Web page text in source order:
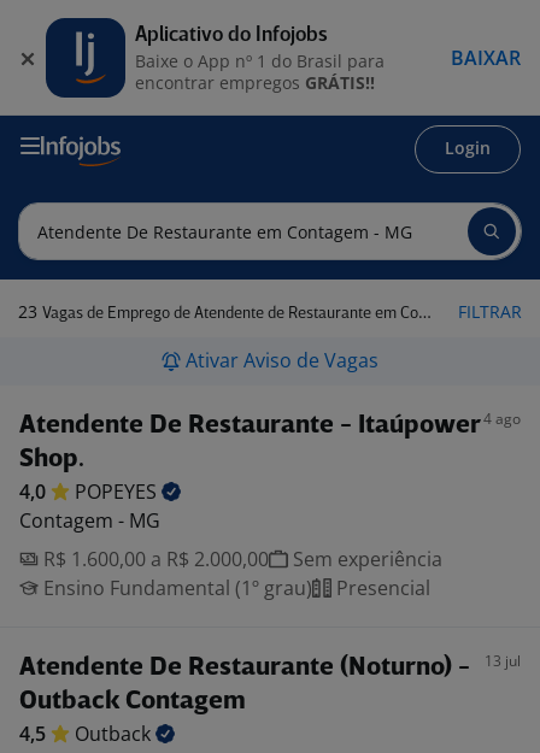
Login
23 Vagas de Emprego de Atendente de Restaurante em Contagem - MG FILTRAR
Ativar Aviso de Vagas
Atendente De Restaurante - Itaúpower
Shop.
4 ago
4,0
POPEYES
Contagem - MG
R$ 1.600,00 a R$ 2.000,00
Sem experiência
Ensino Fundamental (1º grau)
Presencial
Atendente De Restaurante (Noturno) -
Outback Contagem
13 jul
4,5
Outback
Aplicativo do Infojobs
Baixe o App nº 1 do Brasil para
encontrar empregos GRÁTIS!!
BAIXAR